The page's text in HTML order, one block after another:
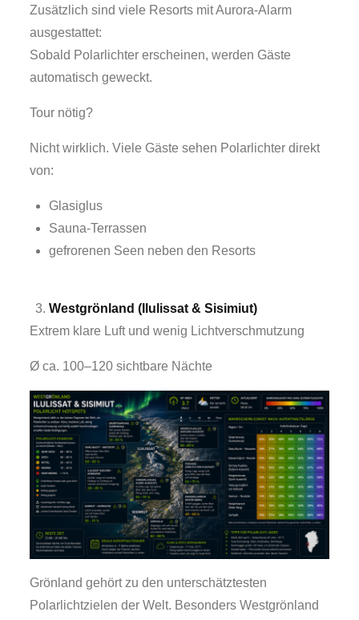
Zusätzlich sind viele Resorts mit Aurora-Alarm
ausgestattet:
Sobald Polarlichter erscheinen, werden Gäste
automatisch geweckt.
Tour nötig?
Nicht wirklich. Viele Gäste sehen Polarlichter direkt
von:
Glasiglus
Sauna-Terrassen
gefrorenen Seen neben den Resorts
Westgrönland (Ilulissat & Sisimiut)
Extrem klare Luft und wenig Lichtverschmutzung
Ø ca. 100–120 sichtbare Nächte
Grönland gehört zu den unterschätztesten
Polarlichtzielen der Welt. Besonders Westgrönland